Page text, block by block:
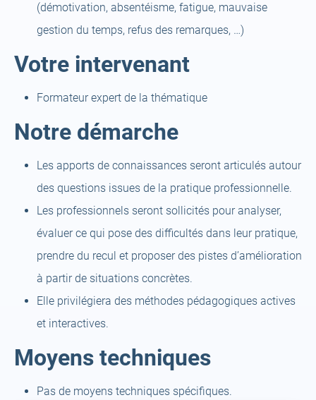
(démotivation, absentéisme, fatigue, mauvaise
gestion du temps, refus des remarques, …)
Votre intervenant
Formateur expert de la thématique
Notre démarche
Les apports de connaissances seront articulés autour
des questions issues de la pratique professionnelle.
Les professionnels seront sollicités pour analyser,
évaluer ce qui pose des difficultés dans leur pratique,
prendre du recul et proposer des pistes d’amélioration
à partir de situations concrètes.
Elle privilégiera des méthodes pédagogiques actives
et interactives.
Moyens techniques
Pas de moyens techniques spécifiques.